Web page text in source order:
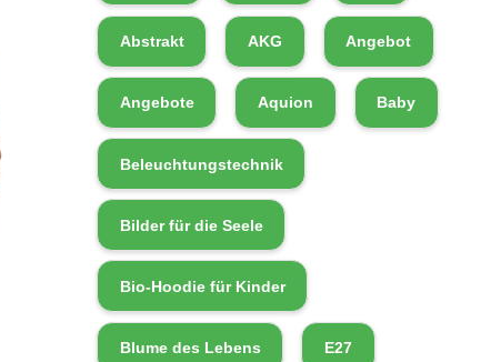
Abstrakt AKG Angebot
Angebote Aquion Baby
Beleuchtungstechnik
Bilder für die Seele
Bio-Hoodie für Kinder
Blume des Lebens E27